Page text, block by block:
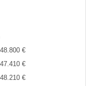
€
€
€